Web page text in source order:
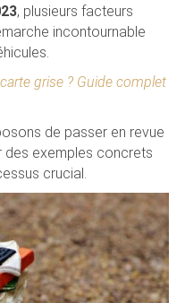
, plusieurs facteurs
incontournable
grise ? Guide complet
de passer en revue
des exemples concrets
crucial.